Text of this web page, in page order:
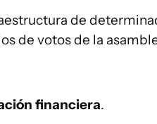
de
de votos de la
financiera.